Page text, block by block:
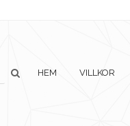
HEM VILLKOR